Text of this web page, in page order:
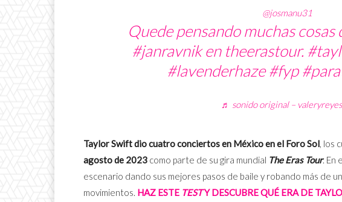
@josmanu31
Quede pensando muchas cosas
#janravniken theerastour.
#lavenderhaze #fyp
♬ sonido original –
Taylor Swift dio cuatro conciertos en México en el Foro Sol, los
agosto de 2023 como parte de su gira mundial The Eras Tour. En
escenario dando sus mejores pasos de baile y robando más de
movimientos. HAZ ESTE TESTY DESCUBRE QUÉ ERA DE